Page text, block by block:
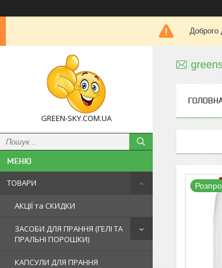
Доброго
GREEN-SKY.COM.UA
ТОВАРИ
АКЦІЇ та СКИДКИ
ЗАСОБИ ДЛЯ ПРАННЯ (ГЕЛІ ТА
ПРАЛЬНІ ПОРОШКИ)
КАПСУЛИ ДЛЯ ПРАННЯ